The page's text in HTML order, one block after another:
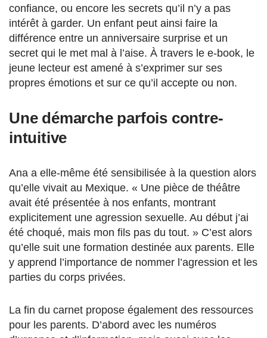
confiance, ou encore les secrets qu’il n’y a pas
intérêt à garder. Un enfant peut ainsi faire la
différence entre un anniversaire surprise et un
secret qui le met mal à l’aise. À travers le e-book, le
jeune lecteur est amené à s’exprimer sur ses
propres émotions et sur ce qu’il accepte ou non.
Une démarche parfois contre-
intuitive
Ana a elle-même été sensibilisée à la question alors
qu’elle vivait au Mexique. « Une pièce de théâtre
avait été présentée à nos enfants, montrant
explicitement une agression sexuelle. Au début j’ai
été choqué, mais mon fils pas du tout. » C’est alors
qu’elle suit une formation destinée aux parents. Elle
y apprend l’importance de nommer l’agression et les
parties du corps privées.
La fin du carnet propose également des ressources
pour les parents. D’abord avec les numéros